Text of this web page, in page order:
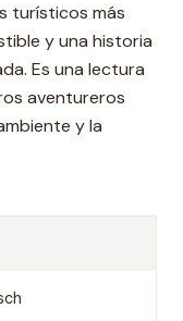
turísticos más
y una historia
Es una lectura
aventureros
y la